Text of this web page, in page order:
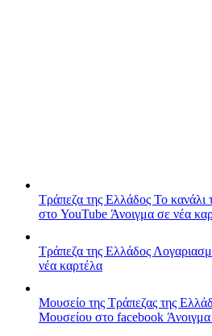
Τράπεζα της Ελλάδος Το κανάλι
στο YouTube Άνοιγμα σε νέα
Τράπεζα της Ελλάδος
νέα καρτέλα
Μουσείο της Τράπεζας της
Μουσείου στο facebook